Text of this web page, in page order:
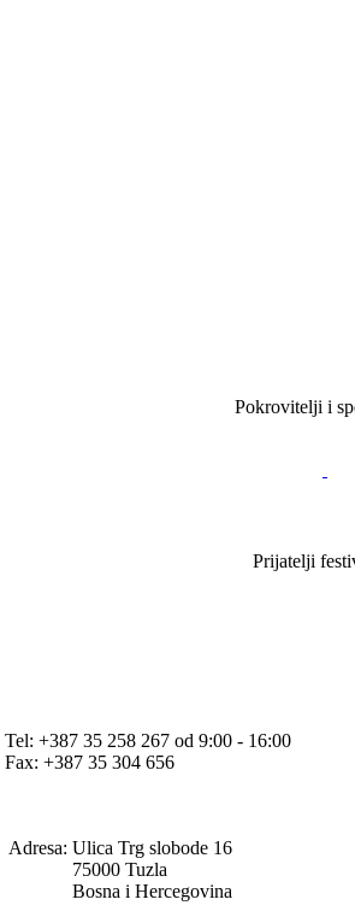
Pokrovitelji i
Prijatelji
Tel: +387 35 258 267 od 9:00 - 16:00
Fax: +387 35 304 656
Adresa: Ulica Trg slobode 16
75000 Tuzla
Bosna i Hercegovina